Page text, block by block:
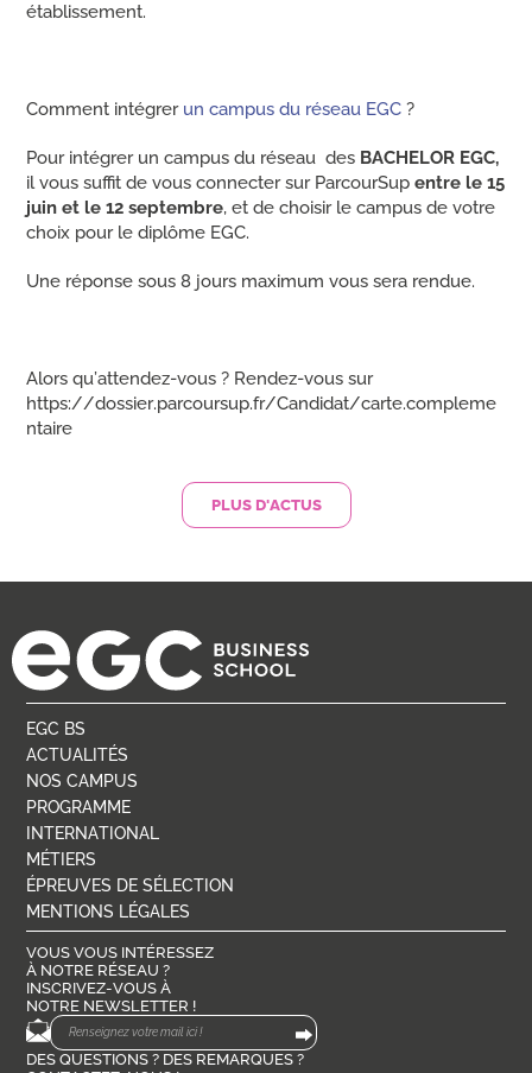
établissement.
Comment intégrer un campus du réseau EGC?
Pour intégrer un campus du réseau des BACHELOR EGC,
il vous suffit de vous connecter sur ParcourSupentre le 15
juin et le 12 septembre, et de choisir le campus de votre
choix pour le diplôme EGC.
Une réponse sous 8 jours maximum vous sera rendue.
Alors qu’attendez-vous ? Rendez-vous sur
https://dossier.parcoursup.fr/Candidat/carte.compleme
ntaire
PLUS D'ACTUS
EGC BS
ACTUALITÉS
NOS CAMPUS
PROGRAMME
INTERNATIONAL
MÉTIERS
ÉPREUVES DE SÉLECTION
MENTIONS LÉGALES
VOUS VOUS INTÉRESSEZ
À NOTRE RÉSEAU ?
INSCRIVEZ-VOUS À
NOTRE NEWSLETTER !
DES QUESTIONS ? DES REMARQUES ?